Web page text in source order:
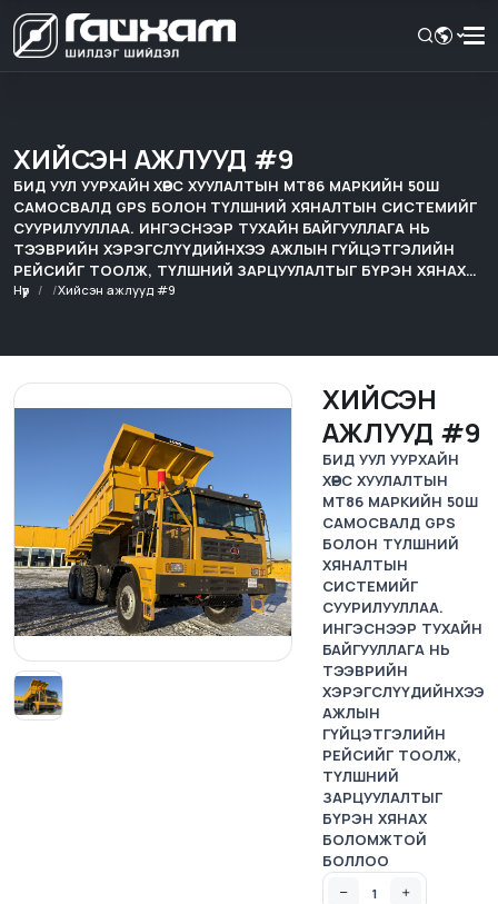
ХИЙСЭН АЖЛУУД #9
БИД УУЛ УУРХАЙН ХӨРС ХУУЛАЛТЫН MT86 МАРКИЙН 50Ш
САМОСВАЛД GPS БОЛОН ТҮЛШНИЙ ХЯНАЛТЫН СИСТЕМИЙГ
СУУРИЛУУЛЛАА. ИНГЭСНЭЭР ТУХАЙН БАЙГУУЛЛАГА НЬ
ТЭЭВРИЙН ХЭРЭГСЛҮҮДИЙНХЭЭ АЖЛЫН ГҮЙЦЭТГЭЛИЙН
РЕЙСИЙГ ТООЛЖ, ТҮЛШНИЙ ЗАРЦУУЛАЛТЫГ БҮРЭН ХЯНАХ
БОЛОМЖТОЙ БОЛЛОО
Нүүр Хийсэн ажлууд #9
ХИЙСЭН
АЖЛУУД #9
БИД УУЛ УУРХАЙН
ХӨРС ХУУЛАЛТЫН
MT86 МАРКИЙН 50Ш
САМОСВАЛД GPS
БОЛОН ТҮЛШНИЙ
ХЯНАЛТЫН
СИСТЕМИЙГ
СУУРИЛУУЛЛАА.
ИНГЭСНЭЭР ТУХАЙН
БАЙГУУЛЛАГА НЬ
ТЭЭВРИЙН
ХЭРЭГСЛҮҮДИЙНХЭЭ
АЖЛЫН
ГҮЙЦЭТГЭЛИЙН
РЕЙСИЙГ ТООЛЖ,
ТҮЛШНИЙ
ЗАРЦУУЛАЛТЫГ
БҮРЭН ХЯНАХ
БОЛОМЖТОЙ
БОЛЛОО